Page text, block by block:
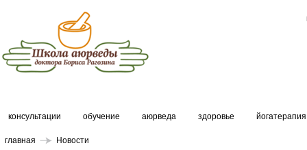
консультации обучение аюрведа здоровье йогатерапия
главная Новости